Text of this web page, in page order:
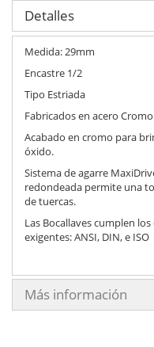
Detalles
Medida: 29mm
Encastre 1/2
Tipo Estriada
Fabricados en acero
Acabado en cromo para
óxido.
Sistema de agarre
redondeada permite una
de tuercas.
Las Bocallaves cumplen
exigentes: ANSI, DIN, e ISO
Más información